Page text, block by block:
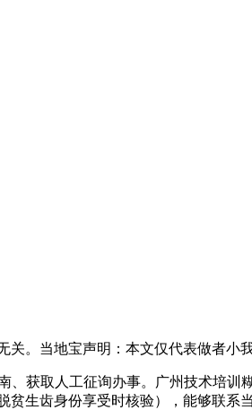
当地宝声明：本文仅代表做者小
获取人工征询办事。广州技术培训
生齿身份享受时核验），能够联系